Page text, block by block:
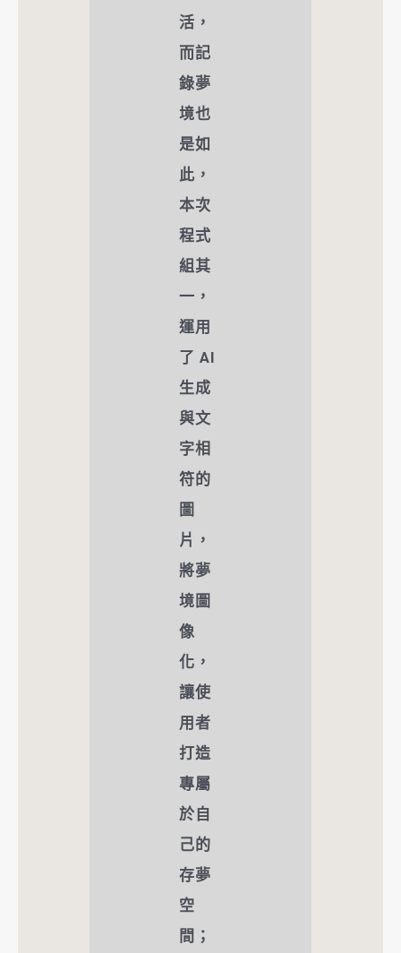
活，
而記
錄夢
境也
是如
此，
本次
程式
組其
一，
運用
了 AI
生成
與文
字相
符的
圖
片，
將夢
境圖
像
化，
讓使
用者
打造
專屬
於自
己的
存夢
空
間；